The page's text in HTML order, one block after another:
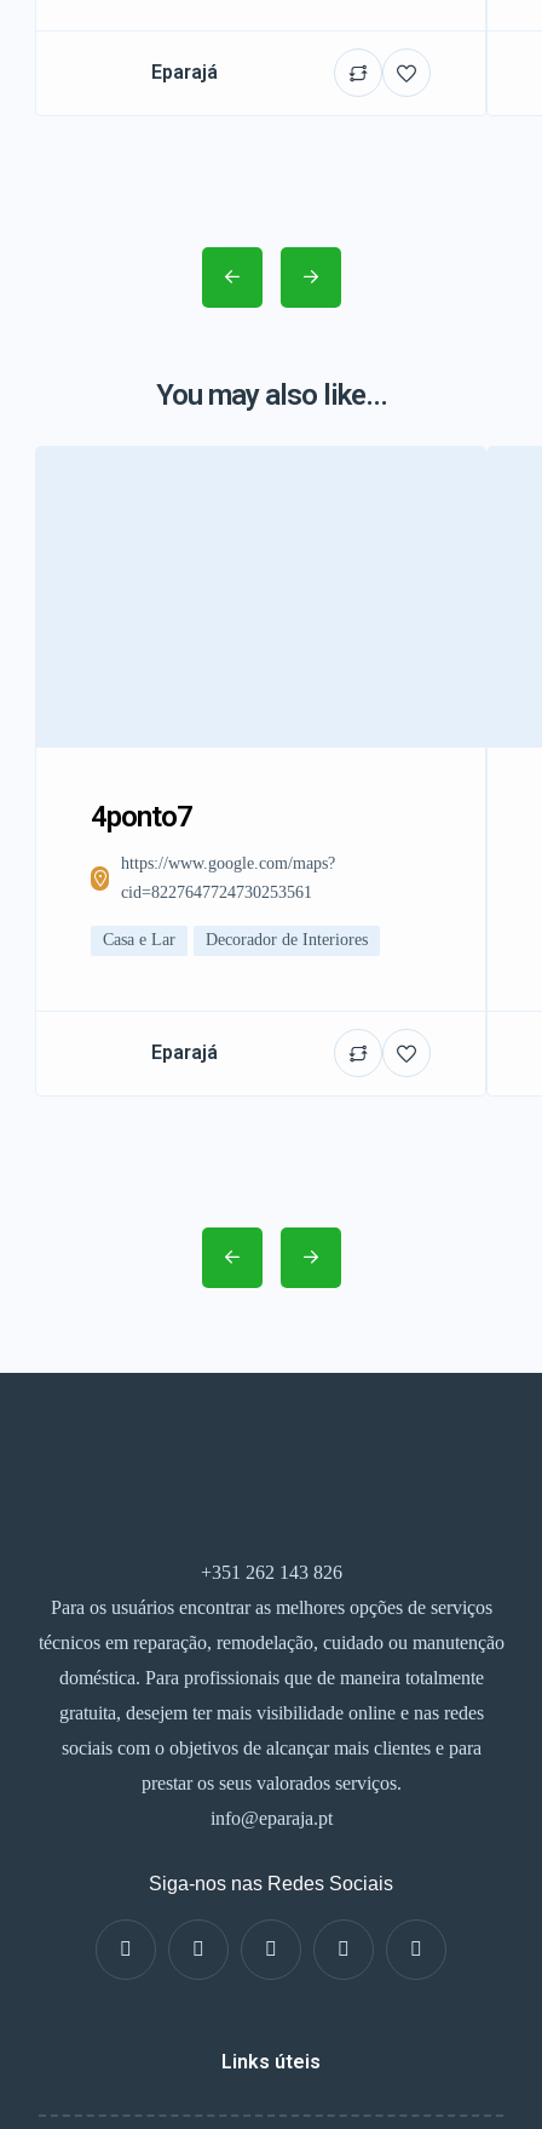
Eparajá
You may also like...
4ponto7
https://www.google.com/maps?
cid=8227647724730253561
Casa e Lar Decorador de Interiores
Eparajá
+351 262 143 826
Para os usuários encontrar as melhores opções de serviços
técnicos em reparação, remodelação, cuidado ou manutenção
doméstica. Para profissionais que de maneira totalmente
gratuita, desejem ter mais visibilidade online e nas redes
sociais com o objetivos de alcançar mais clientes e para
prestar os seus valorados serviços.
info@eparaja.pt
Siga-nos nas Redes Sociais
Links úteis